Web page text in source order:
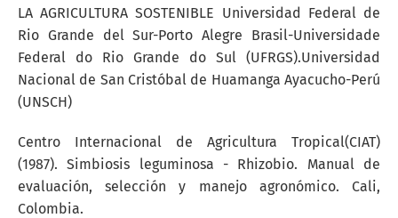
LA AGRICULTURA SOSTENIBLE Universidad Federal de
Rio Grande del Sur-Porto Alegre Brasil-Universidade
Federal do Rio Grande do Sul (UFRGS).Universidad
Nacional de San Cristóbal de Huamanga Ayacucho-Perú
(UNSCH)
Centro Internacional de Agricultura Tropical(CIAT)
(1987). Simbiosis leguminosa - Rhizobio. Manual de
evaluación, selección y manejo agronómico. Cali,
Colombia.